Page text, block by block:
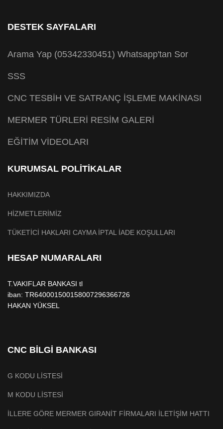
DESTEK SAYFALARI
Arama Yap (05342330451) Whatsapp'tan Sor
SSS
CNC TESBİH VE SATRANÇ İŞLEME MAKİNASI
MERMER TÜRLERİ RESİM GALERİ
EĞİTİM VİDEOLARI
KURUMSAL POLİTİKALAR
HAKKIMIZDA
HİZMETLERİMİZ
TÜKETİCİ HAKLARI CAYMA İPTAL İADE KOŞULLARI
HESAP NUMARALARI
T.VAKIFLAR BANKASI tl
iban: TR640001500158007296366726
HAKAN YÜKSEL
CNC BİLGİ BANKASI
G KODU LİSTESİ
M KODU LİSTESİ
İLLERE GÖRE MERMER GIRANİT FİRMALARI İLETİŞİM HATTI